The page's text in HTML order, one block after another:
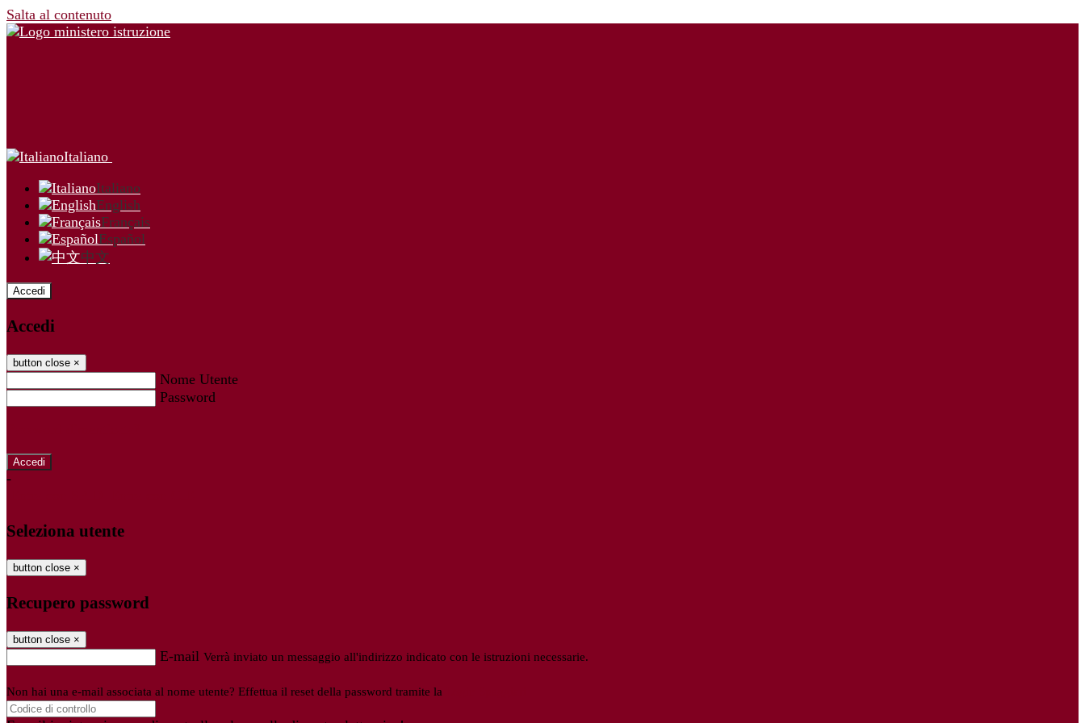
Salta al contenuto
Italiano
Italiano
English
Français
Español
中文
Accedi
Accedi
button close ×
Nome Utente
Password
-
Seleziona utente
button close ×
Recupero password
button close ×
E-mail Verrà inviato un messaggio all'indirizzo indicato con le istruzioni necessarie.
Non hai una e-mail associata al nome utente? Effettua il reset della password tramite la